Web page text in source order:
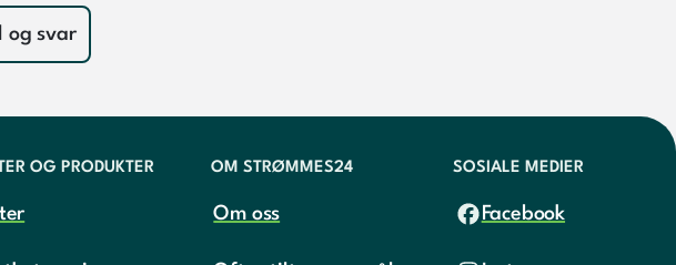
og svar
OG PRODUKTER OM STRØMMES24
Om oss
SOSIALE MEDIER
Facebook